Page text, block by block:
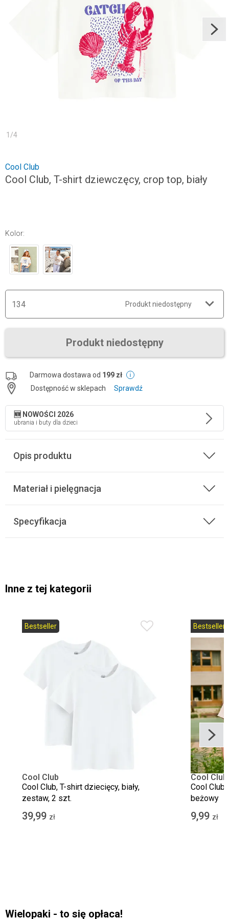
1 /4
Cool Club
Cool Club, T-shirt dziewczęcy, crop top, biały
Kolor:
134 Produkt niedostępny
Produkt niedostępny
Darmowa dostawa od 199 zł
Dostępność w sklepach
Sprawdź
🆕 NOWOŚCI 2026
ubrania i buty dla dzieci
Opis produktu
Materiał i pielęgnacja
Specyfikacja
Inne z tej kategorii
Bestseller
Cool Club
Cool Club, T-shirt dziecięcy, biały,
zestaw, 2 szt.
39,99 zł
Bestseller
Cool Club
Cool
beżowy
9,99 zł
Wielopaki - to się opłaca!